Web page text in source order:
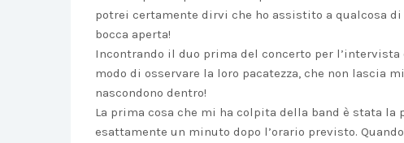
potrei certamente dirvi che ho assistito a qualcosa
bocca aperta!
Incontrando il duo prima del concerto per l’intervista
modo di osservare la loro pacatezza, che non lascia
nascondono dentro!
La prima cosa che mi ha colpita della band è stata
esattamente un minuto dopo l’orario previsto.